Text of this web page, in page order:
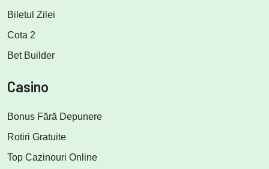
Biletul Zilei
Cota 2
Bet Builder
Casino
Bonus Fără Depunere
Rotiri Gratuite
Top Cazinouri Online